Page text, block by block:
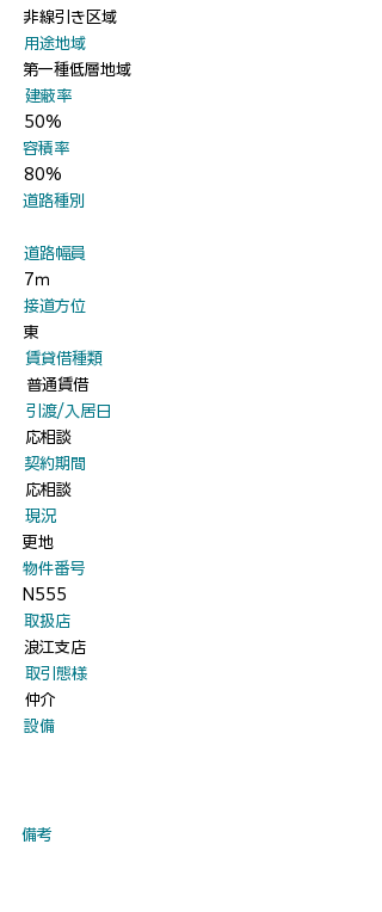
非線引き区域
​用途地域
第一種低層地域
​建蔽率
50%
​容積率
80%
​道路種別
​道路幅員
7ｍ
​接道方位
東
​賃貸借種類
普通賃借
​引渡/入居日
応相談
​契約期間
応相談
​現況
更地
​物件番号
N555
​取扱店
浪江支店
​取引態様
仲介
​設備
​備考